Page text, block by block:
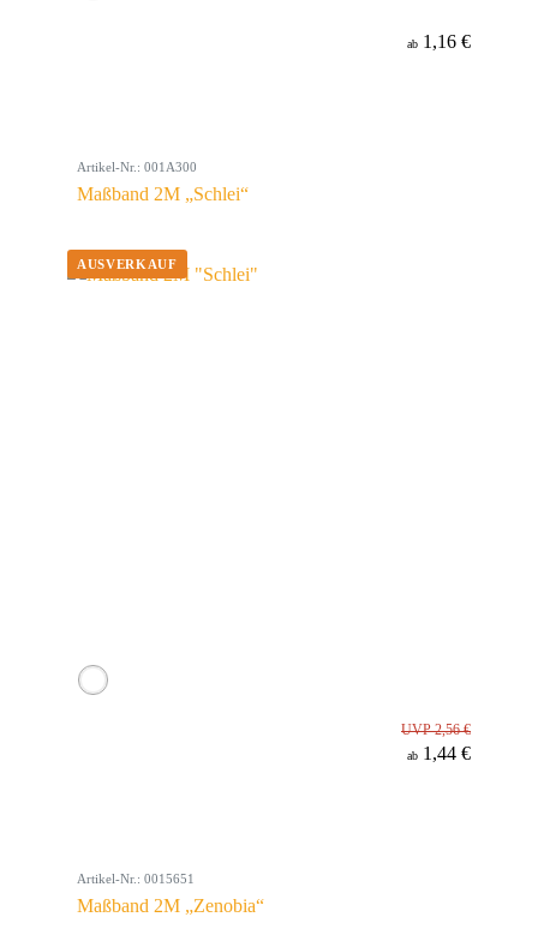
ab 1,16 €
Artikel-Nr.: 001A300
Maßband 2M „Schlei“
UVP 2,56 €
ab 1,44 €
Artikel-Nr.: 0015651
Maßband 2M „Zenobia“